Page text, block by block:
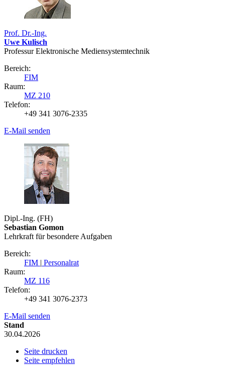
Prof. Dr.-Ing.
Uwe Kulisch
Professur Elektronische Mediensystemtechnik
Bereich:
FIM
Raum:
MZ 210
Telefon:
+49 341 3076-2335
E-Mail senden
Dipl.-Ing. (FH)
Sebastian Gomon
Lehrkraft für besondere Aufgaben
Bereich:
FIM | Personalrat
Raum:
MZ 116
Telefon:
+49 341 3076-2373
E-Mail senden
Stand
30.04.2026
Seite drucken
Seite empfehlen